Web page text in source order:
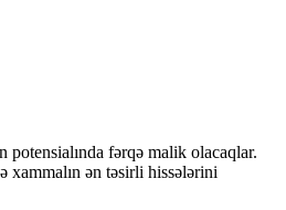
fərqə malik olacaqlar.
ən təsirli hissələrini